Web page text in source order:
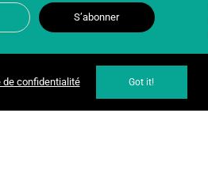
S’abonner
de confidentialité Got it!